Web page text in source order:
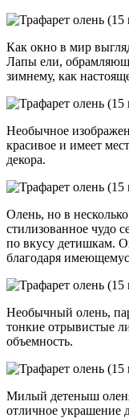
Как окно в мир
Лапы ели,
зимнему, как
Необычное
красивое и имеет
декора.
Олень, но в
стилизованное чудо
по вкусу детишкам.
благодаря
Необычный олень,
тонкие отрывистые
объемность.
Милый детеныш
отличное украшение